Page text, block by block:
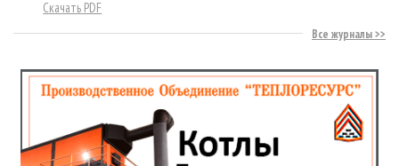
Скачать PDF
Все журналы